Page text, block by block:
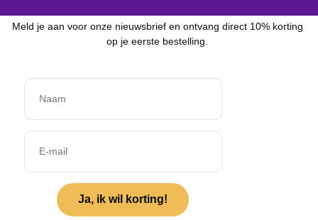
Meld je aan voor onze nieuwsbrief en ontvang direct 10% korting
op je eerste bestelling.
Ja, ik wil korting!